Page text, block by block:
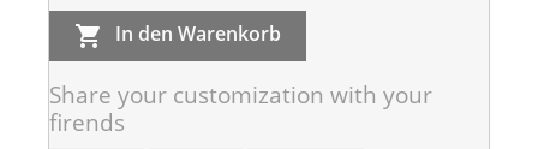
 In den Warenkorb
Share your customization with your
firends